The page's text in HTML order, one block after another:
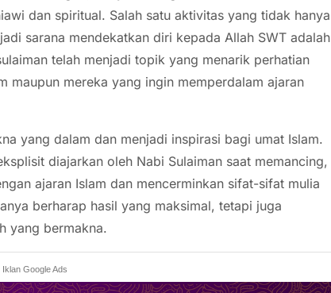
dan spiritual. Salah satu aktivitas yang tidak hanya
sarana mendekatkan diri kepada Allah SWT adalah
telah menjadi topik yang menarik perhatian
maupun mereka yang ingin memperdalam ajaran
yang dalam dan menjadi inspirasi bagi umat Islam.
diajarkan oleh Nabi Sulaiman saat memancing,
ajaran Islam dan mencerminkan sifat-sifat mulia
berharap hasil yang maksimal, tetapi juga
yang bermakna.
Iklan Google Ads